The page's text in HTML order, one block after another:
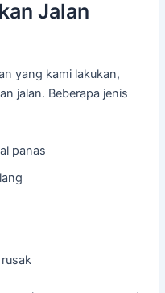
Jalan
yang kami lakukan,
jalan. Beberapa jenis
panas